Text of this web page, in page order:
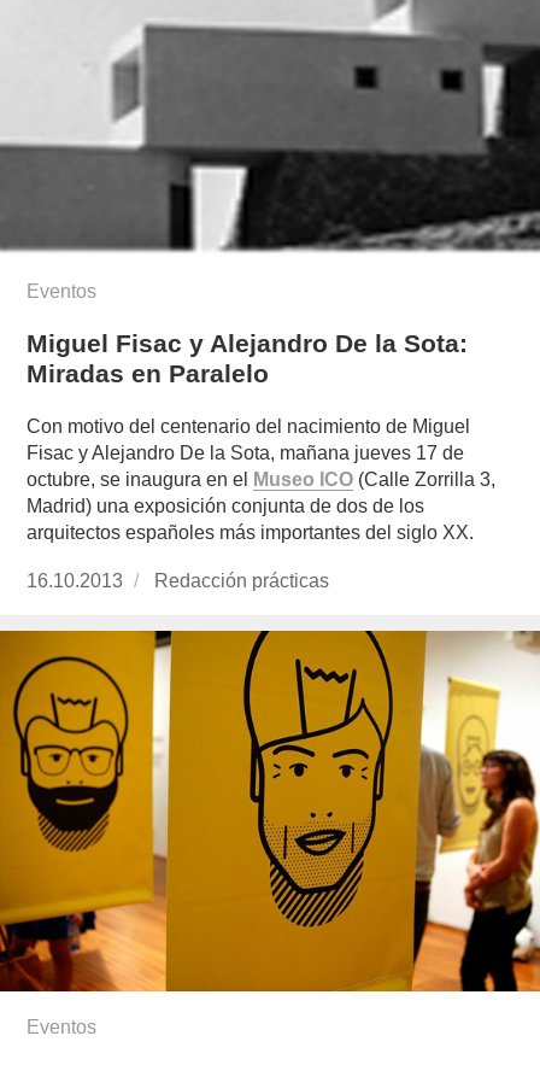
Eventos
Miguel Fisac y Alejandro De la Sota:
Miradas en Paralelo
Con motivo del centenario del nacimiento de Miguel
Fisac y Alejandro De la Sota, mañana jueves 17 de
octubre, se inaugura en el
Museo ICO (Calle Zorrilla 3,
Madrid) una exposición conjunta de dos de los
arquitectos españoles más importantes del siglo XX.
Publicado
16.10.2013
https://www.experimenta.es/author/redaccion-
Redacción prácticas
Eventos